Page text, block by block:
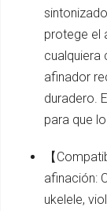
protege el
cualquiera
afinador
duradero.
para que
【
afinación:
ukelele,